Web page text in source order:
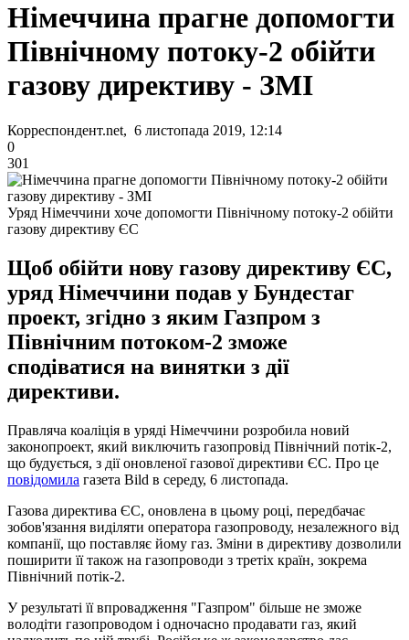
Німеччина прагне допомогти
Північному потоку-2 обійти
газову директиву - ЗМІ
Корреспондент.net, 6 листопада 2019, 12:14
0
301
Уряд Німеччини хоче допомогти Північному потоку-2 обійти
газову директиву ЄС
Щоб обійти нову газову директиву ЄС,
уряд Німеччини подав у Бундестаг
проект, згідно з яким Газпром з
Північним потоком-2 зможе
сподіватися на винятки з дії
директиви.
Правляча коаліція в уряді Німеччини розробила новий
законопроект, який виключить газопровід Північний потік-2,
що будується, з дії оновленої газової директиви ЄС. Про це
повідомила газета Bild в середу, 6 листопада.
Газова директива ЄС, оновлена ​​в цьому році, передбачає
зобов'язання виділяти оператора газопроводу, незалежного від
компанії, що поставляє йому газ. Зміни в директиву дозволили
поширити її також на газопроводи з третіх країн, зокрема
Північний потік-2.
У результаті її впровадження "Газпром" більше не зможе
володіти газопроводом і одночасно продавати газ, який